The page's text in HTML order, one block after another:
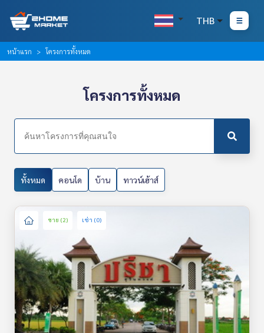
THB
หน้าแรก โครงการทั้งหมด
โครงการทั้งหมด
ทั้งหมด คอนโด บ้าน ทาวน์เฮ้าส์
ขาย (2) เช่า (0)